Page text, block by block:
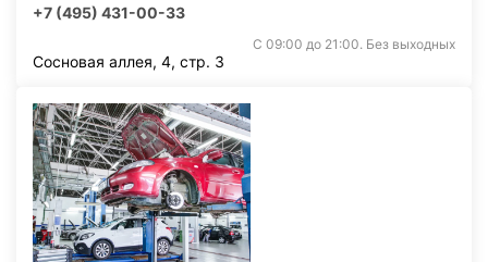
+7 (495) 431-00-33
С 09:00 до 21:00. Без выходных
Сосновая аллея, 4, стр. 3